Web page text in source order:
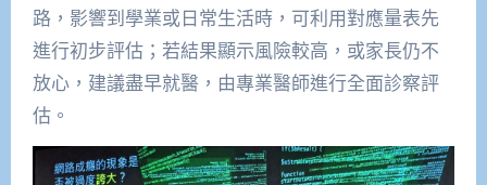
路，影響到學業或日常生活時，可利用對應量表先
進行初步評估；若結果顯示風險較高，或家長仍不
放心，建議盡早就醫，由專業醫師進行全面診察評
估。